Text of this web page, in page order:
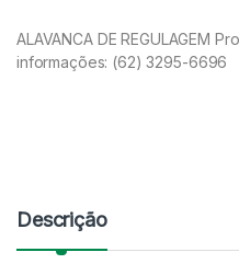
ALAVANCA DE REGULAGEM
informações: (62) 3295-6696
Descrição